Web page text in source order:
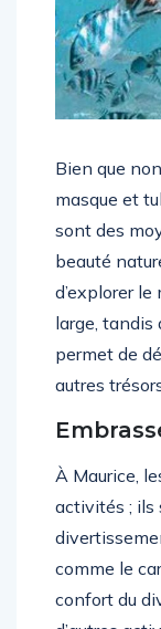
Bien que
masque et
sont des
beauté
d’explorer
large, tandis
permet de
autres
À Maurice,
activités ; ils
comme le
confort du